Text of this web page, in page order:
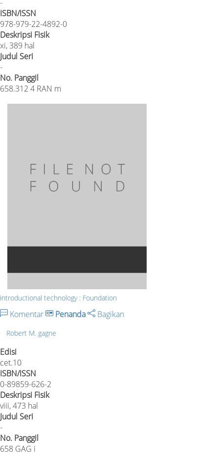
-
ISBN/ISSN
978-979-22-4892-0
Deskripsi Fisik
xi, 389 hal
Judul Seri
-
No. Panggil
658.312 4 RAN m
introductional technology : Foundation
Komentar Penanda Bagikan
Robert M. gagne
Edisi
cet.10
ISBN/ISSN
0-89859-626-2
Deskripsi Fisik
viii, 473 hal
Judul Seri
-
No. Panggil
658 GAG i